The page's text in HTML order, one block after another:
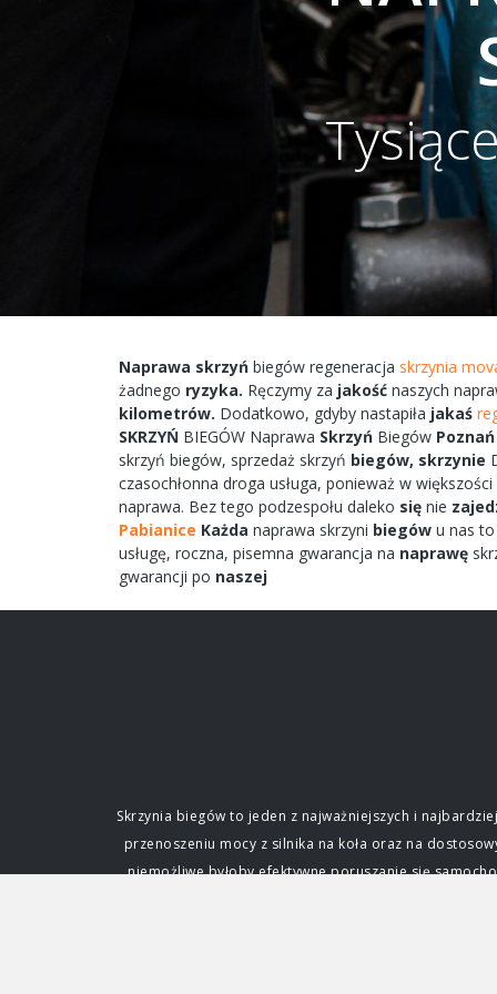
Naprawa skrzyń biegów regeneracja skrzynia
żadnego ryzyka. Ręczymy za jakość naszych
kilometrów. Dodatkowo, gdyby nastapiła jakaś
SKRZYŃ BIEGÓW Naprawa Skrzyń Biegów Poznań
skrzyń biegów, sprzedaż skrzyń biegów, skrzynie
czasochłonna droga usługa, ponieważ w
naprawa. Bez tego podzespołu daleko się nie
Pabianice Każda naprawa skrzyni biegów u nas
usługę, roczna, pisemna gwarancja na naprawę
gwarancji po naszej
Skrzynia biegów to jeden z najważniejszych i
przenoszeniu mocy z silnika na koła oraz na
niemożliwe byłoby efektywne poruszanie się